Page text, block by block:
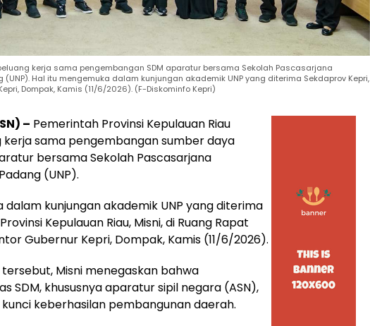
kerja sama pengembangan SDM aparatur bersama Sekolah Pascasarjana
(UNP). Hal itu mengemuka dalam kunjungan akademik UNP yang diterima Sekdaprov Kepri,
Dompak, Kamis (11/6/2026). (F-Diskominfo Kepri)
– Pemerintah Provinsi Kepulauan Riau
sama pengembangan sumber daya
bersama Sekolah Pascasarjana
(UNP).
dalam kunjungan akademik UNP yang diterima
Kepulauan Riau, Misni, di Ruang Rapat
Gubernur Kepri, Dompak, Kamis (11/6/2026).
Misni menegaskan bahwa
SDM, khususnya aparatur sipil negara (ASN),
keberhasilan pembangunan daerah.